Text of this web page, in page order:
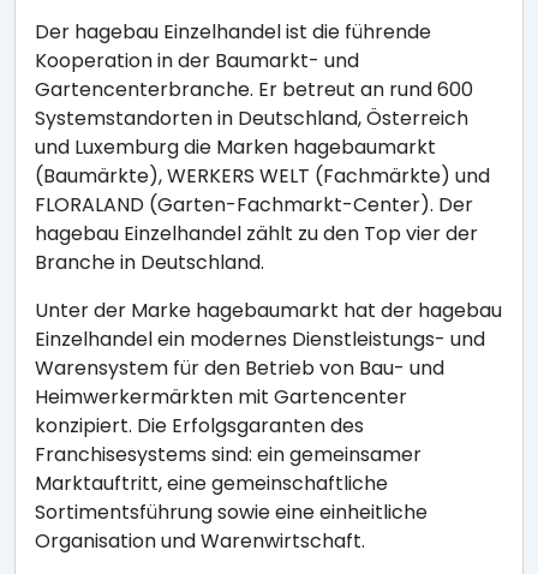
Der hagebau Einzelhandel ist die führende
Kooperation in der Baumarkt- und
Gartencenterbranche. Er betreut an rund 600
Systemstandorten in Deutschland, Österreich
und Luxemburg die Marken hagebaumarkt
(Baumärkte), WERKERS WELT (Fachmärkte) und
FLORALAND (Garten-Fachmarkt-Center). Der
hagebau Einzelhandel zählt zu den Top vier der
Branche in Deutschland.
Unter der Marke hagebaumarkt hat der hagebau
Einzelhandel ein modernes Dienstleistungs- und
Warensystem für den Betrieb von Bau- und
Heimwerkermärkten mit Gartencenter
konzipiert. Die Erfolgsgaranten des
Franchisesystems sind: ein gemeinsamer
Marktauftritt, eine gemeinschaftliche
Sortimentsführung sowie eine einheitliche
Organisation und Warenwirtschaft.